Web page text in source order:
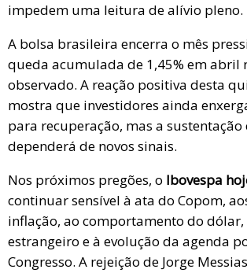
impedem uma leitura de alívio pleno.
A bolsa brasileira encerra o mês
queda acumulada de 1,45% em abril
observado. A reação positiva desta
mostra que investidores ainda
para recuperação, mas a
dependerá de novos sinais.
Nos próximos pregões, o Ibovespa
continuar sensível à ata do Copom,
inflação, ao comportamento do
estrangeiro e à evolução da agenda
Congresso. A rejeição de Jorge